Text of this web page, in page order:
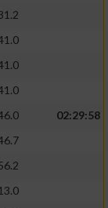
02:29:58